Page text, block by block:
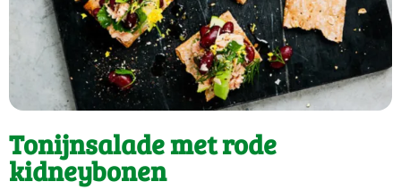
Tonijnsalade met rode
kidneybonen